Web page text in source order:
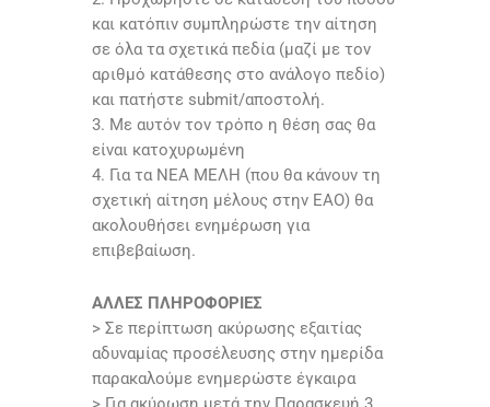
και κατόπιν συμπληρώστε την αίτηση
σε όλα τα σχετικά πεδία (μαζί με τον
αριθμό κατάθεσης στο ανάλογο πεδίο)
και πατήστε submit/αποστολή.
3. Με αυτόν τον τρόπο η θέση σας θα
είναι κατοχυρωμένη
4. Για τα ΝΕΑ ΜΕΛΗ (που θα κάνουν τη
σχετική αίτηση μέλους στην ΕΑΟ) θα
ακολουθήσει ενημέρωση για
επιβεβαίωση.
ΑΛΛΕΣ ΠΛΗΡΟΦΟΡΙΕΣ
> Σε περίπτωση ακύρωσης εξαιτίας
αδυναμίας προσέλευσης στην ημερίδα
παρακαλούμε ενημερώστε έγκαιρα